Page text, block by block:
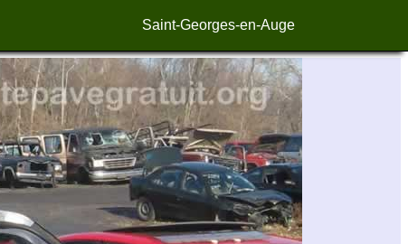
Saint-Georges-en-Auge